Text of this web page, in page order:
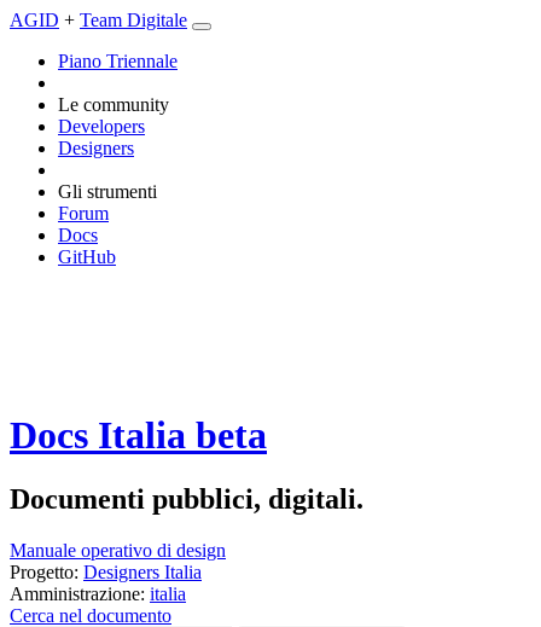
AGID + Team Digitale
Piano Triennale
Le community
Developers
Designers
Gli strumenti
Forum
Docs
GitHub
Docs Italia beta
Documenti pubblici, digitali.
Manuale operativo di design
Progetto: Designers Italia
Amministrazione: italia
Cerca nel documento